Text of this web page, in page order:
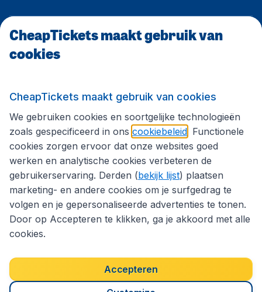
CheapTickets.be
Volg CheapTickets.be
Privacybeleid
Copyright © 2026
CheapTickets maakt gebruik van
cookies
CheapTickets maakt gebruik van cookies
We gebruiken cookies en soortgelijke technologieën
zoals gespecificeerd in ons cookiebeleid . Functionele
cookies zorgen ervoor dat onze websites goed
werken en analytische cookies verbeteren de
gebruikerservaring. Derden (bekijk lijst) plaatsen
marketing- en andere cookies om je surfgedrag te
volgen en je gepersonaliseerde advertenties te tonen.
Door op Accepteren te klikken, ga je akkoord met alle
cookies.
Accepteren